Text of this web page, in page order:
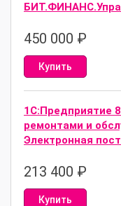
450 000 ₽
Купить
1С:Предприятие
ремонтами и
Электронная
213 400 ₽
Купить